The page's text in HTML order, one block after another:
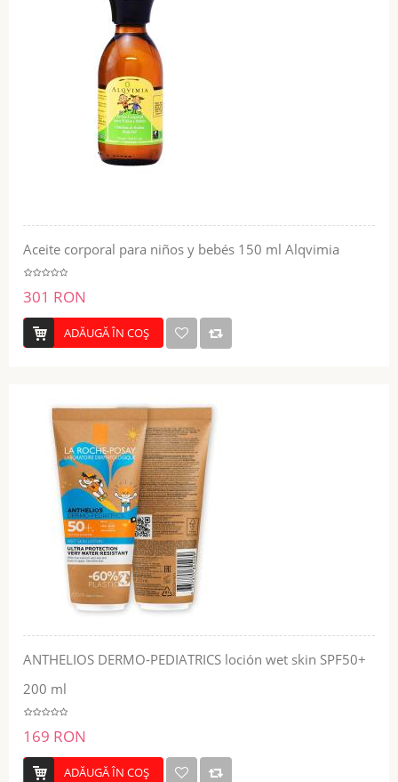
Aceite corporal para niños y bebés 150 ml Alqvimia
301 RON
ADĂUGĂ ÎN COŞ
ANTHELIOS DERMO-PEDIATRICS loción wet skin SPF50+
200 ml
169 RON
ADĂUGĂ ÎN COŞ